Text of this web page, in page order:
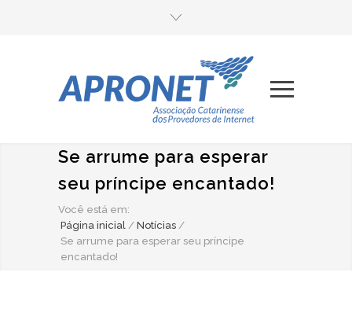
Se arrume para esperar
seu príncipe encantado!
Você está em:
Página inicial / Notícias /
Se arrume para esperar seu príncipe
encantado!